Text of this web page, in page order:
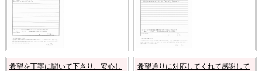
希望を丁寧に聞いて下さり、安心し
希望通りに対応してくれて感謝して